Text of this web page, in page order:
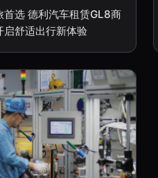
首选 德利汽车租赁GL8商
启舒适出行新体验